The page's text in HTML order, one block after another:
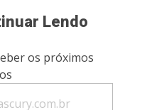
Lendo
os próximos